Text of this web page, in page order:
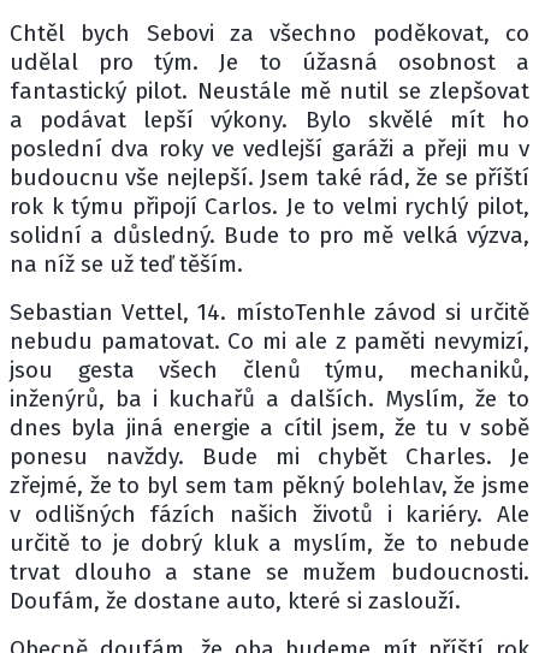
Chtěl bych Sebovi za všechno poděkovat, co
udělal pro tým. Je to úžasná osobnost a
fantastický pilot. Neustále mě nutil se zlepšovat
a podávat lepší výkony. Bylo skvělé mít ho
poslední dva roky ve vedlejší garáži a přeji mu v
budoucnu vše nejlepší. Jsem také rád, že se příští
rok k týmu připojí Carlos. Je to velmi rychlý pilot,
solidní a důsledný. Bude to pro mě velká výzva,
na níž se už teď těším.
Sebastian Vettel, 14. místoTenhle závod si určitě
nebudu pamatovat. Co mi ale z paměti nevymizí,
jsou gesta všech členů týmu, mechaniků,
inženýrů, ba i kuchařů a dalších. Myslím, že to
dnes byla jiná energie a cítil jsem, že tu v sobě
ponesu navždy. Bude mi chybět Charles. Je
zřejmé, že to byl sem tam pěkný bolehlav, že jsme
v odlišných fázích našich životů i kariéry. Ale
určitě to je dobrý kluk a myslím, že to nebude
trvat dlouho a stane se mužem budoucnosti.
Doufám, že dostane auto, které si zaslouží.